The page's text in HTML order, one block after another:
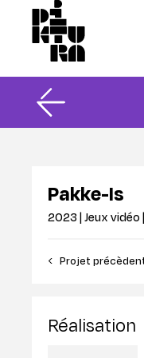
Pakke-Is
2023 | Jeux vidéo
‹ Projet
Réalisation